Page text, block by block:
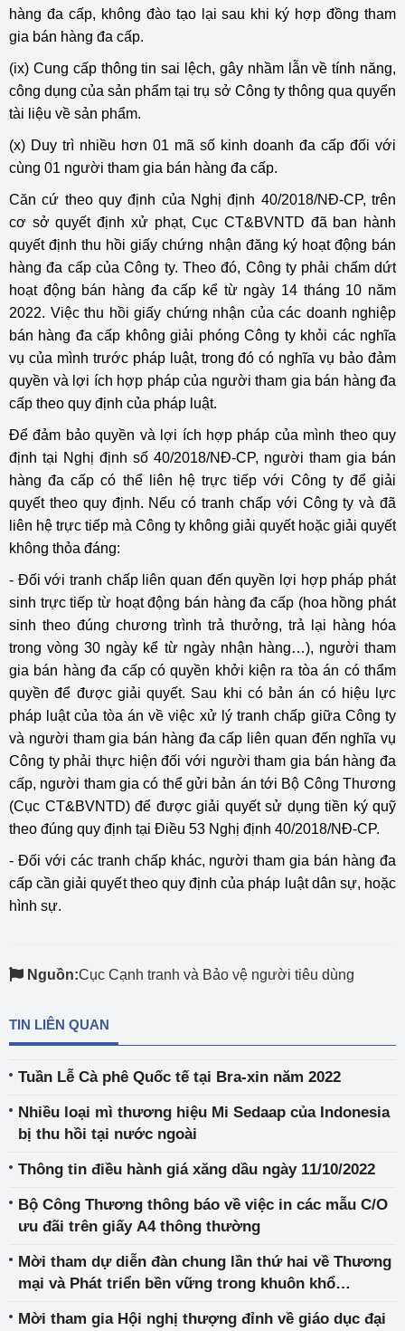
hàng đa cấp, không đào tạo lại sau khi ký hợp đồng tham
gia bán hàng đa cấp.
(ix) Cung cấp thông tin sai lệch, gây nhầm lẫn về tính năng,
công dụng của sản phẩm tại trụ sở Công ty thông qua quyển
tài liệu về sản phẩm.
(x) Duy trì nhiều hơn 01 mã số kinh doanh đa cấp đối với
cùng 01 người tham gia bán hàng đa cấp.
Căn cứ theo quy định của Nghị định 40/2018/NĐ-CP, trên
cơ sở quyết định xử phạt, Cục CT&BVNTD đã ban hành
quyết định thu hồi giấy chứng nhận đăng ký hoạt động bán
hàng đa cấp của Công ty. Theo đó, Công ty phải chấm dứt
hoạt động bán hàng đa cấp kể từ ngày 14 tháng 10 năm
2022. Việc thu hồi giấy chứng nhận của các doanh nghiệp
bán hàng đa cấp không giải phóng Công ty khỏi các nghĩa
vụ của mình trước pháp luật, trong đó có nghĩa vụ bảo đảm
quyền và lợi ích hợp pháp của người tham gia bán hàng đa
cấp theo quy định của pháp luật.
Để đảm bảo quyền và lợi ích hợp pháp của mình theo quy
định tại Nghị định số 40/2018/NĐ-CP, người tham gia bán
hàng đa cấp có thể liên hệ trực tiếp với Công ty để giải
quyết theo quy định. Nếu có tranh chấp với Công ty và đã
liên hệ trực tiếp mà Công ty không giải quyết hoặc giải quyết
không thỏa đáng:
- Đối với tranh chấp liên quan đến quyền lợi hợp pháp phát
sinh trực tiếp từ hoạt động bán hàng đa cấp (hoa hồng phát
sinh theo đúng chương trình trả thưởng, trả lại hàng hóa
trong vòng 30 ngày kể từ ngày nhận hàng…), người tham
gia bán hàng đa cấp có quyền khởi kiện ra tòa án có thẩm
quyền để được giải quyết. Sau khi có bản án có hiệu lực
pháp luật của tòa án về việc xử lý tranh chấp giữa Công ty
và người tham gia bán hàng đa cấp liên quan đến nghĩa vụ
Công ty phải thực hiện đối với người tham gia bán hàng đa
cấp, người tham gia có thể gửi bản án tới Bộ Công Thương
(Cục CT&BVNTD) để được giải quyết sử dụng tiền ký quỹ
theo đúng quy định tại Điều 53 Nghị định 40/2018/NĐ-CP.
- Đối với các tranh chấp khác, người tham gia bán hàng đa
cấp cần giải quyết theo quy định của pháp luật dân sự, hoặc
hình sự.
Nguồn:Cục Cạnh tranh và Bảo vệ người tiêu dùng
TIN LIÊN QUAN
Tuần Lễ Cà phê Quốc tế tại Bra-xin năm 2022
Nhiều loại mì thương hiệu Mi Sedaap của Indonesia
bị thu hồi tại nước ngoài
Thông tin điều hành giá xăng dầu ngày 11/10/2022
Bộ Công Thương thông báo về việc in các mẫu C/O
ưu đãi trên giấy A4 thông thường
Mời tham dự diễn đàn chung lần thứ hai về Thương
mại và Phát triển bền vững trong khuôn khổ
Mời tham gia Hội nghị thượng đỉnh về giáo dục đại